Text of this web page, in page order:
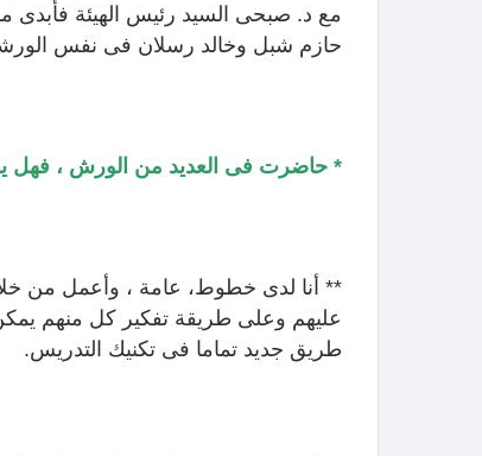
مع د. صبحى السيد رئيس الهيئة فأبدى
حازم شبل وخالد رسلان فى نفس
* حاضرت فى العديد من الورش ، فهل
** أنا لدى خطوط، عامة ، وأعمل من
عليهم وعلى طريقة تفكير كل منهم
طريق جديد تماما فى تكنيك التدريس.